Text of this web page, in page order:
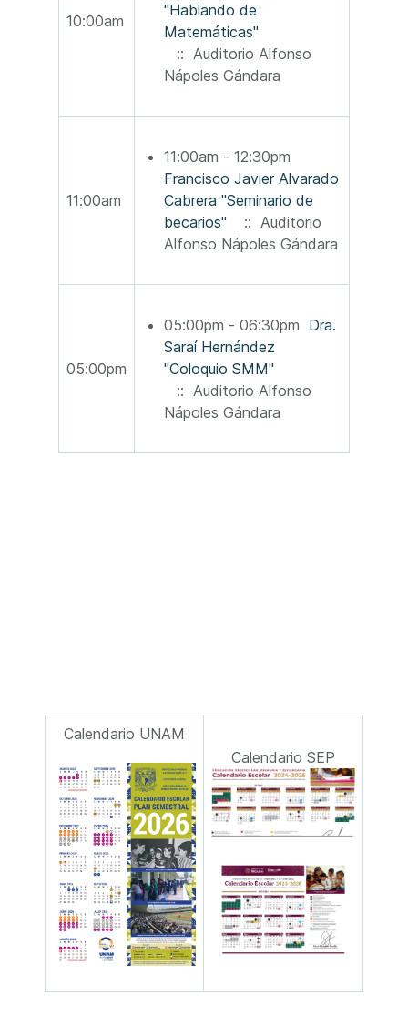
10:00am
"Hablando de
Matemáticas"
:: Auditorio Alfonso
Nápoles Gándara
11:00am
11:00am - 12:30pm
Francisco Javier Alvarado
Cabrera "Seminario de
becarios"
:: Auditorio
Alfonso Nápoles Gándara
05:00pm
05:00pm - 06:30pm Dra.
Saraí Hernández
"Coloquio SMM"
:: Auditorio Alfonso
Nápoles Gándara
Calendario UNAM
Calendario SEP